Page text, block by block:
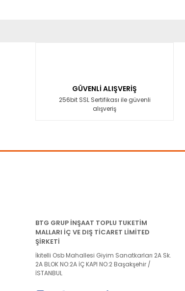
Ürün bilgilerinde hatalar bulunuyor.
Ürün fiyatı diğer sitelerden daha pahalı.
GÜVENLİ ALIŞVERİŞ
256bit SSL Sertifikası ile güvenli
alışveriş
BTG GRUP İNŞAAT TOPLU TUKETİM
MALLARI İÇ VE DIŞ TİCARET LİMİTED
ŞİRKETİ
İkitelli Osb Mahallesi Giyim Sanatkarları 2A Sk.
2A BLOK NO:2A İÇ KAPI NO:2 Başakşehir /
İSTANBUL